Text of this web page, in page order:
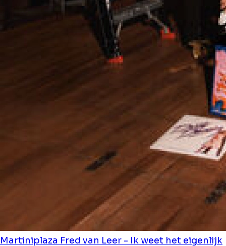
Martiniplaza Fred van Leer - Ik weet het eigenlijk